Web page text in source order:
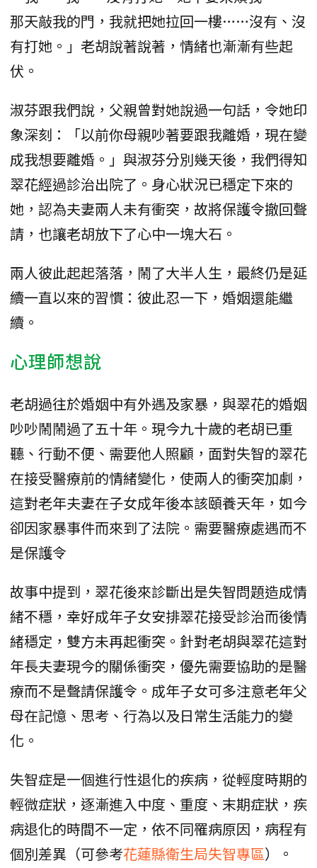
那天敲我的門，我就把她拉回一樓……沒有、沒
有打她。」老胡說著說著，情緒也漸漸有些起
伏。
淑芬跟我們說，父親曾對她說過一句話，令她印
象深刻：「以前你母親吵著要跟我離婚，現在變
成我想要離婚。」與淑芬分別幾天後，我們得知
翠花經過診治出院了。身心狀況已穩定下來的
她，認為夫妻兩人未有衝突，故將保護令撤回聲
請，也讓老胡放下了心中一塊大石。
兩人彼此起起落落，鬧了大半人生，最終仍是延
續一直以來的習慣：彼此忍一下，婚姻還能繼
續。
心理師想說
老胡過往於婚姻中有外遇及家暴，與翠花的婚姻
吵吵鬧鬧過了五十年。現今九十歲的老胡已重
聽、行動不便、需要他人照顧，面對失智的翠花
在接受醫療前的情緒變化，使兩人的衝突加劇，
這對老年夫妻在子女成年後本該頤養天年，如今
卻因家暴事件而來到了法院。需要醫療處遇而不
是保護令
故事中提到，翠花後來診斷出是失智問題造成情
緒不穩，幸好成年子女安排翠花接受診治而後情
緒穩定，雙方未再起衝突。針對老胡與翠花這對
年長夫妻現今的關係衝突，優先需要協助的是醫
療而不是聲請保護令。成年子女可多注意老年父
母在記憶、思考、行為以及日常生活能力的變
化。
失智症是一個進行性退化的疾病，從輕度時期的
輕微症狀，逐漸進入中度、重度、末期症狀，疾
病退化的時間不一定，依不同罹病原因，病程有
個別差異（可參考花蓮縣衛生局失智專區）。